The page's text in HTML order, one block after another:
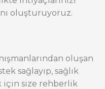
oluşturuyoruz.
oluşan
sağlayıp, sağlık
için size rehberlik